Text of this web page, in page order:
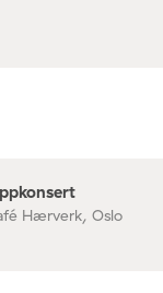
Hærverk, Oslo